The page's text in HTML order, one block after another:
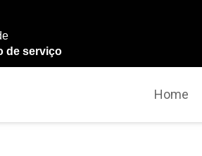
de serviço
Home